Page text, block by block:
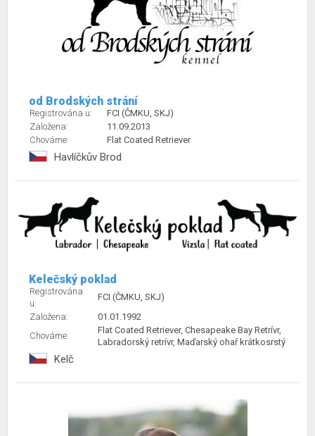
od Brodských strání
Registrována u:
FCI (ČMKU, SKJ)
Založena:
11.09.2013
Chováme:
Flat Coated Retriever
Havlíčkův Brod
Kelečský poklad
Registrována
u:
FCI (ČMKU, SKJ)
Založena:
01.01.1992
Chováme:
Flat Coated Retriever, Chesapeake Bay Retrívr,
Labradorský retrívr, Maďarský ohař krátkosrstý
Kelč